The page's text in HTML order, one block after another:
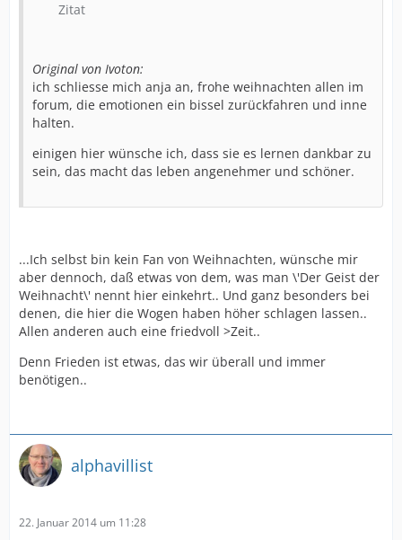
Zitat
Original von Ivoton:
ich schliesse mich anja an, frohe weihnachten allen im
forum, die emotionen ein bissel zurückfahren und inne
halten.
einigen hier wünsche ich, dass sie es lernen dankbar zu
sein, das macht das leben angenehmer und schöner.
...Ich selbst bin kein Fan von Weihnachten, wünsche mir
aber dennoch, daß etwas von dem, was man \'Der Geist der
Weihnacht\' nennt hier einkehrt.. Und ganz besonders bei
denen, die hier die Wogen haben höher schlagen lassen..
Allen anderen auch eine friedvoll >Zeit..
Denn Frieden ist etwas, das wir überall und immer
benötigen..
alphavillist
22. Januar 2014 um 11:28